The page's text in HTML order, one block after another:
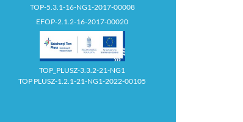
TOP-5.3.1-16-NG1-2017-00008
EFOP-2.1.2-16-2017-00020
TOP_PLUSZ-3.3.2-21-NG1
TOP PLUSZ-1.2.1-21-NG1-2022-00105